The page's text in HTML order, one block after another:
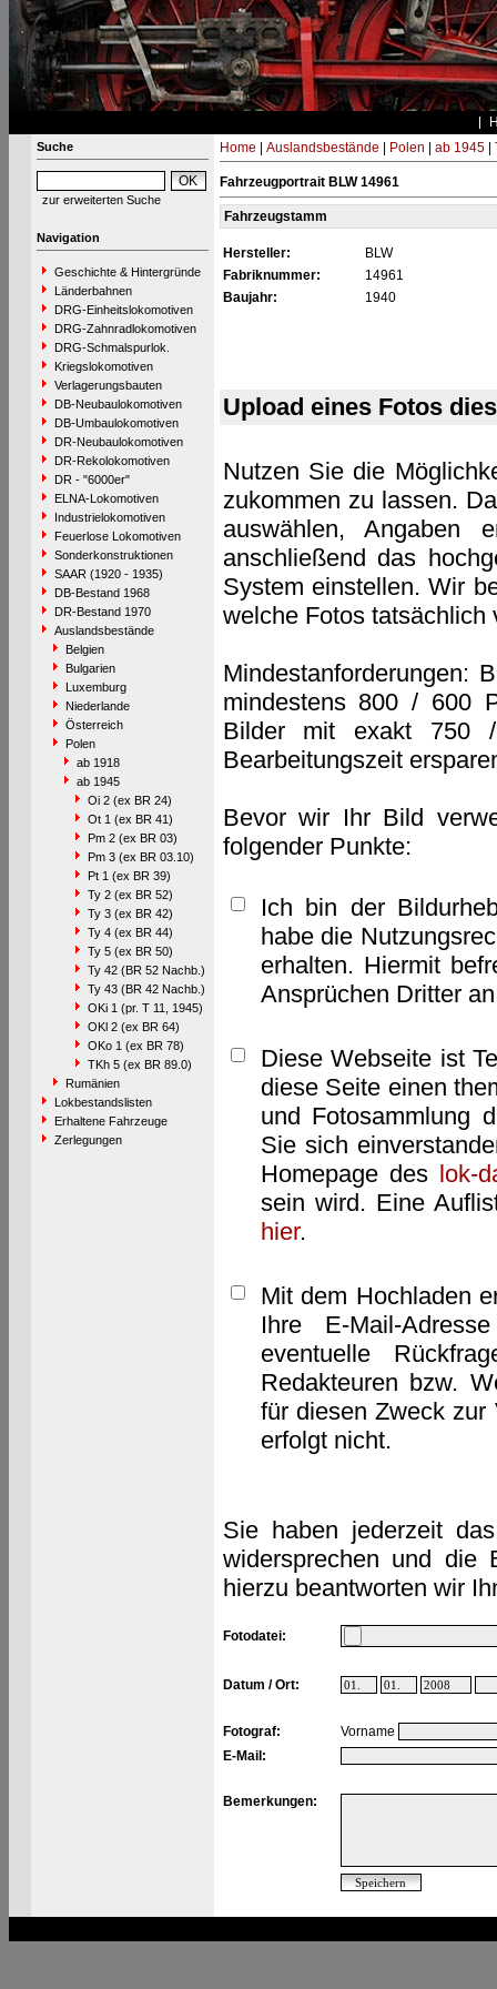
Suche
zur erweiterten Suche
Navigation
Geschichte & Hintergründe
Länderbahnen
DRG-Einheitslokomotiven
DRG-Zahnradlokomotiven
DRG-Schmalspurlok.
Kriegslokomotiven
Verlagerungsbauten
DB-Neubaulokomotiven
DB-Umbaulokomotiven
DR-Neubaulokomotiven
DR-Rekolokomotiven
DR - "6000er"
ELNA-Lokomotiven
Industrielokomotiven
Feuerlose Lokomotiven
Sonderkonstruktionen
SAAR (1920 - 1935)
DB-Bestand 1968
DR-Bestand 1970
Auslandsbestände
Belgien
Bulgarien
Luxemburg
Niederlande
Österreich
Polen
ab 1918
ab 1945
Oi 2 (ex BR 24)
Ot 1 (ex BR 41)
Pm 2 (ex BR 03)
Pm 3 (ex BR 03.10)
Pt 1 (ex BR 39)
Ty 2 (ex BR 52)
Ty 3 (ex BR 42)
Ty 4 (ex BR 44)
Ty 5 (ex BR 50)
Ty 42 (BR 52 Nachb.)
Ty 43 (BR 42 Nachb.)
OKi 1 (pr. T 11, 1945)
OKl 2 (ex BR 64)
OKo 1 (ex BR 78)
TKh 5 (ex BR 89.0)
Rumänien
Lokbestandslisten
Erhaltene Fahrzeuge
Zerlegungen
Home Auslandsbestände Polen ab 1945|
Fahrzeugportrait BLW 14961
Fahrzeugstamm
Hersteller:
BLW
Fabriknummer:
14961
Baujahr:
1940
Upload eines Fotos
Nutzen Sie die
zukommen zu lassen.
auswählen, Angaben
anschließend das
System einstellen. Wir
welche Fotos tatsächlich
Mindestanforderungen:
mindestens 800 / 600
Bilder mit exakt 750
Bearbeitungszeit
Bevor wir Ihr Bild
folgender Punkte:
Ich bin der
habe die
erhalten. Hiermit
Ansprüchen Dritter
Diese Webseite ist
diese Seite einen
und Fotosammlung
Sie sich
Homepage des lok-
sein wird. Eine
hier.
Mit dem Hochladen
Ihre E-Mail-
eventuelle
Redakteuren bzw.
für diesen Zweck zur
erfolgt nicht.
Sie haben jederzeit
widersprechen und die
hierzu beantworten wir
Fotodatei:
Datum / Ort:
Fotograf:
Vorname
E-Mail:
Bemerkungen: